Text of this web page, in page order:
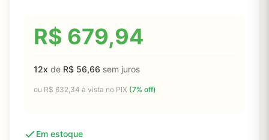
R$ 679,94
12x de R$ 56,66 sem juros
ou R$ 632,34 à vista no PIX (7% off)
Em estoque